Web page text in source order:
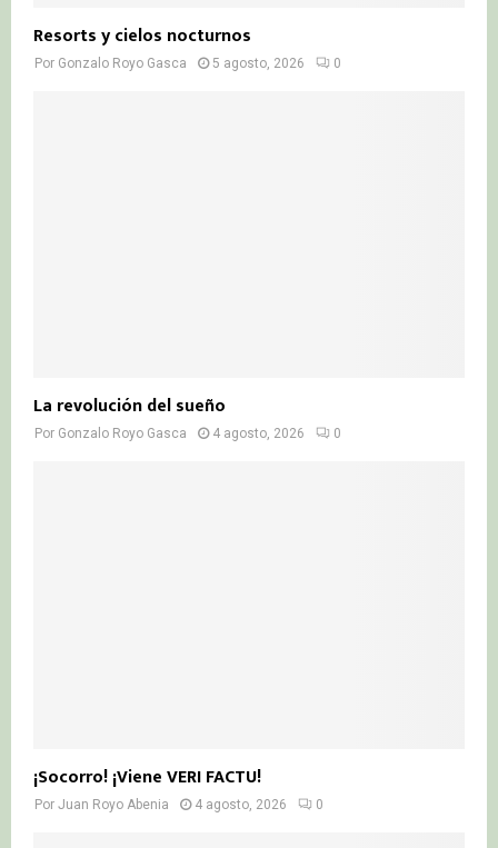
Resorts y cielos nocturnos
Por Gonzalo Royo Gasca 5 agosto, 2026 0
La revolución del sueño
Por Gonzalo Royo Gasca 4 agosto, 2026 0
¡Socorro! ¡Viene VERI FACTU!
Por Juan Royo Abenia 4 agosto, 2026 0